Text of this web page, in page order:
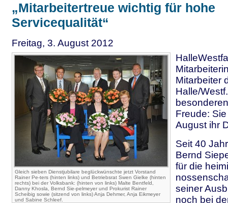
„Mitarbeitertreue wichtig für hohe
Servicequalität“
Freitag, 3. August 2012
Gleich sieben Dienstjubilare beglückwünschte jetzt Vorstand
Rainer Pe-ters (hinten links) und Betriebsrat Swen Gielke (hinten
rechts) bei der Volksbank: (hinten von links) Malte Bentfeld,
Danny Khosla, Bernd Sie-pelmeyer und Prokurist Rainer
Scheibig sowie (sitzend von links) Anja Dehmer, Anja Eikmeyer
und Sabine Schleef.
Mitarbeiter
Halle/
Freude:
August ihr
Seit 40
Bernd
für die
seiner
noch bei